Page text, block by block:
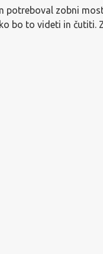
potreboval zobni
bo to videti in čutiti.